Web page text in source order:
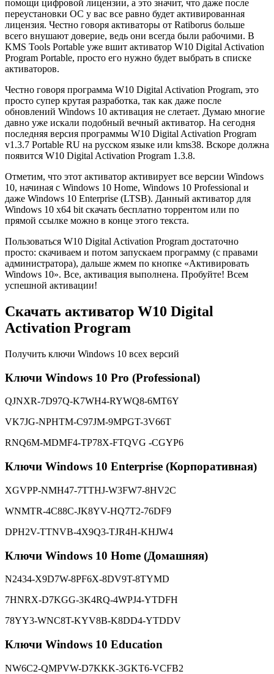
помощи цифровой лицензии, а это значит, что даже после
переустановки ОС у вас все равно будет активированная
лицензия. Честно говоря активаторы от Ratiborus больше
всего внушают доверие, ведь они всегда были рабочими. В
KMS Tools Portable уже вшит активатор W10 Digital Activation
Program Portable, просто его нужно будет выбрать в списке
активаторов.
Честно говоря программа W10 Digital Activation Program, это
просто супер крутая разработка, так как даже после
обновлений Windows 10 активация не слетает. Думаю многие
давно уже искали подобный вечный активатор. На сегодня
последняя версия программы W10 Digital Activation Program
v1.3.7 Portable RU на русском языке или kms38. Вскоре должна
появится W10 Digital Activation Program 1.3.8.
Отметим, что этот активатор активирует все версии Windows
10, начиная с Windows 10 Home, Windows 10 Professional и
даже Windows 10 Enterprise (LTSB). Данный активатор для
Windows 10 x64 bit скачать бесплатно торрентом или по
прямой ссылке можно в конце этого текста.
Пользоваться W10 Digital Activation Program достаточно
просто: скачиваем и потом запускаем программу (с правами
администратора), дальше жмем по кнопке «Активировать
Windows 10». Все, активация выполнена. Пробуйте! Всем
успешной активации!
Скачать активатор W10 Digital
Activation Program
Получить ключи Windows 10 всех версий
Ключи Windows 10 Pro (Professional)
QJNXR-7D97Q-K7WH4-RYWQ8-6MT6Y
VK7JG-NPHTM-C97JM-9MPGT-3V66T
RNQ6M-MDMF4-TP78X-FTQVG -CGYP6
Ключи Windows 10 Enterprise (Корпоративная)
XGVPP-NMH47-7TTHJ-W3FW7-8HV2C
WNMTR-4C88C-JK8YV-HQ7T2-76DF9
DPH2V-TTNVB-4X9Q3-TJR4H-KHJW4
Ключи Windows 10 Home (Домашняя)
N2434-X9D7W-8PF6X-8DV9T-8TYMD
7HNRX-D7KGG-3K4RQ-4WPJ4-YTDFH
78YY3-WNC8T-KYV8B-K8DD4-YTDDV
Ключи Windows 10 Education
NW6C2-QMPVW-D7KKK-3GKT6-VCFB2